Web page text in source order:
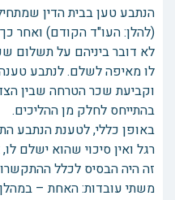
הנתבע טען בבית הדין
(להלן: העו"ד הקודם) ואחר
לא דובר ביניהם על תשלום
לו מאיפה לשלם. לנתבע
וקביעת שכר הטרחה שבין
בהתייחס לחלק מן ההליכים.
באופן כללי, לטענת הנתבע
רגל ואין סיכוי שהוא ישלם
זה היה הבסיס לכלל
משתי עובדות: האחת –